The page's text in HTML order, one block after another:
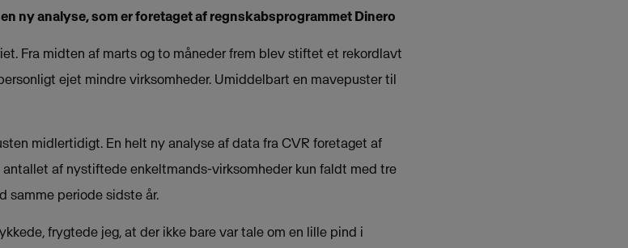
ny analyse, som er foretaget af regnskabsprogrammet Dinero
Fra midten af marts og to måneder frem blev stiftet et rekordlavt
ejet mindre virksomheder. Umiddelbart en mavepuster til
midlertidigt. En helt ny analyse af data fra CVR foretaget af
af nystiftede enkeltmands-virksomheder kun faldt med tre
samme periode sidste år.
frygtede jeg, at der ikke bare var tale om en lille pind i